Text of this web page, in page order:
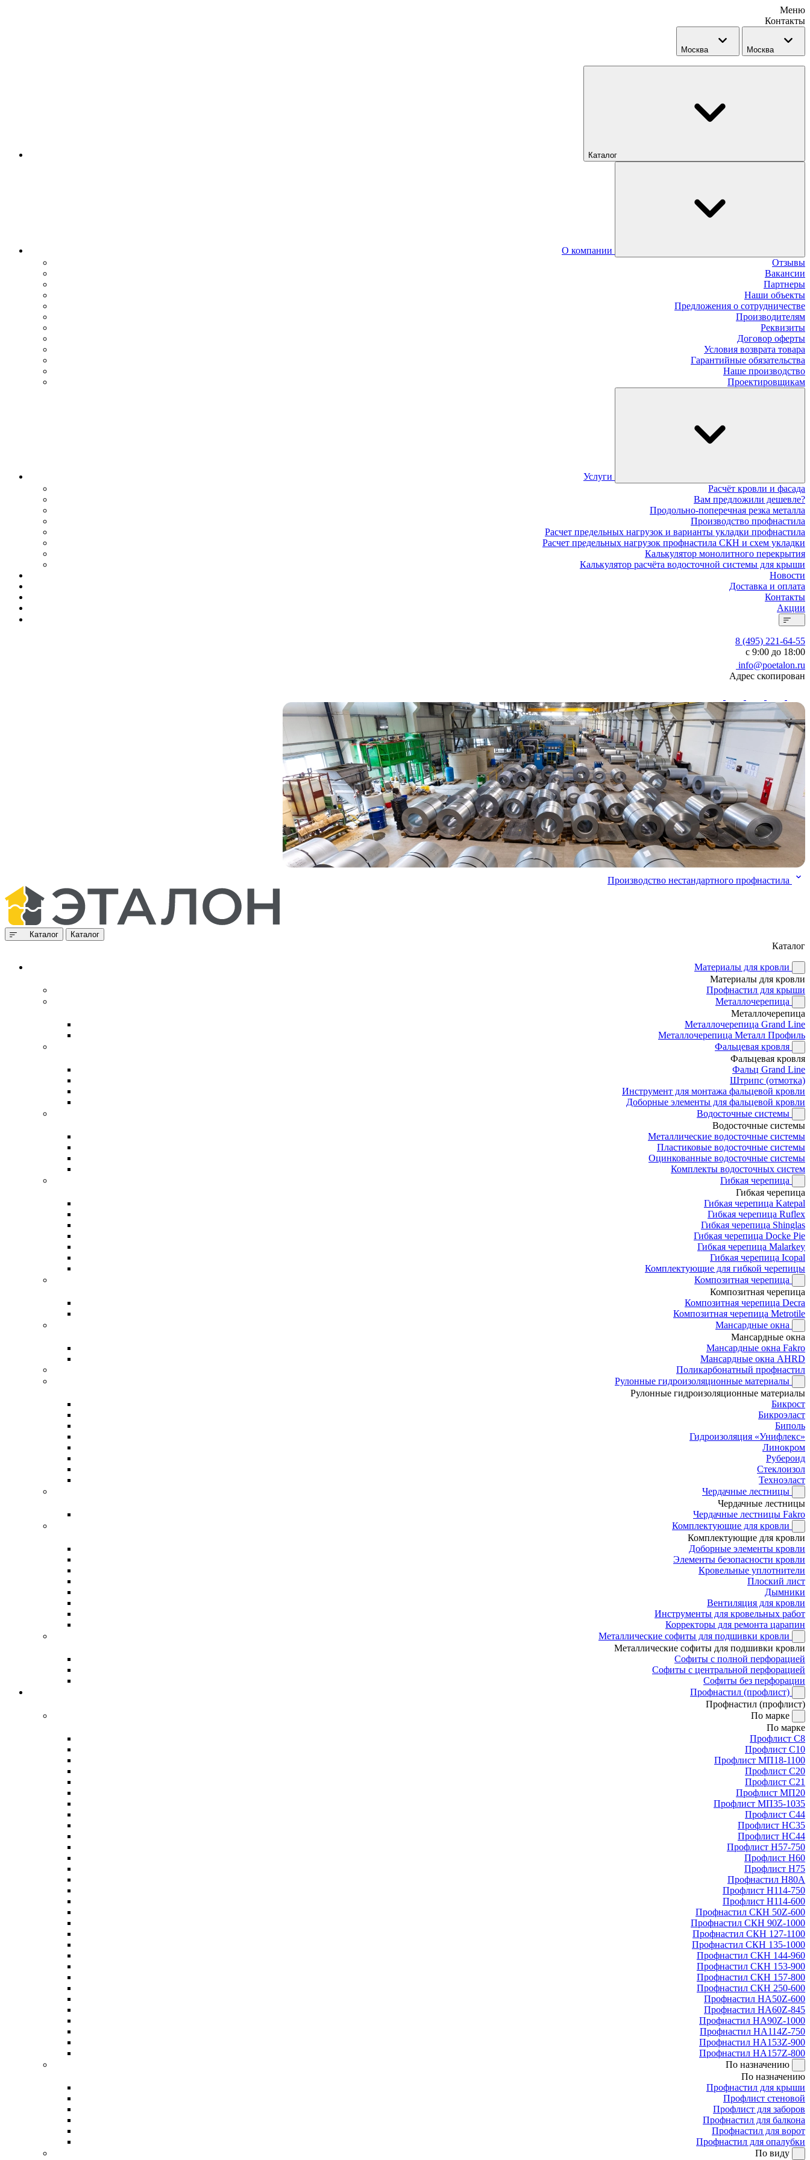
Меню
Контакты
Москва Москва
Каталог
О компании
Отзывы
Вакансии
Партнеры
Наши объекты
Предложения о сотрудничестве
Производителям
Реквизиты
Договор оферты
Условия возврата товара
Гарантийные обязательства
Наше производство
Проектировщикам
Услуги
Расчёт кровли и фасада
Вам предложили дешевле?
Продольно-поперечная резка металла
Производство профнастила
Расчет предельных нагрузок и варианты укладки профнастила
Расчет предельных нагрузок профнастила СКН и схем укладки
Калькулятор монолитного перекрытия
Калькулятор расчёта водосточной системы для крыши
Новости
Доставка и оплата
Контакты
Акции
8 (495) 221-64-55
с 9:00 до 18:00
info@poetalon.ru
Адрес скопирован
Производство нестандартного профнастила
Каталог Каталог
Каталог
Материалы для кровли
Материалы для кровли
Профнастил для крыши
Металлочерепица
Металлочерепица
Металлочерепица Grand Line
Металлочерепица Металл Профиль
Фальцевая кровля
Фальцевая кровля
Фальц Grand Line
Штрипс (отмотка)
Инструмент для монтажа фальцевой кровли
Доборные элементы для фальцевой кровли
Водосточные системы
Водосточные системы
Металлические водосточные системы
Пластиковые водосточные системы
Оцинкованные водосточные системы
Комплекты водосточных систем
Гибкая черепица
Гибкая черепица
Гибкая черепица Katepal
Гибкая черепица Ruflex
Гибкая черепица Shinglas
Гибкая черепица Docke Pie
Гибкая черепица Malarkey
Гибкая черепица Icopal
Комплектующие для гибкой черепицы
Композитная черепица
Композитная черепица
Композитная черепица Decra
Композитная черепица Metrotile
Мансардные окна
Мансардные окна
Мансардные окна Fakro
Мансардные окна AHRD
Поликарбонатный профнастил
Рулонные гидроизоляционные материалы
Рулонные гидроизоляционные материалы
Бикрост
Бикроэласт
Биполь
Гидроизоляция «Унифлекс»
Линокром
Рубероид
Стеклоизол
Техноэласт
Чердачные лестницы
Чердачные лестницы
Чердачные лестницы Fakro
Комплектующие для кровли
Комплектующие для кровли
Доборные элементы кровли
Элементы безопасности кровли
Кровельные уплотнители
Плоский лист
Дымники
Вентиляция для кровли
Инструменты для кровельных работ
Корректоры для ремонта царапин
Металлические софиты для подшивки кровли
Металлические софиты для подшивки кровли
Софиты с полной перфорацией
Софиты с центральной перфорацией
Софиты без перфорации
Профнастил (профлист)
Профнастил (профлист)
По марке
По марке
Профлист С8
Профлист С10
Профлист МП18-1100
Профлист С20
Профлист С21
Профлист МП20
Профлист МП35-1035
Профлист С44
Профлист НС35
Профлист НС44
Профлист Н57-750
Профлист Н60
Профлист Н75
Профнастил Н80А
Профлист Н114-750
Профлист Н114-600
Профнастил СКН 50Z-600
Профнастил СКН 90Z-1000
Профнастил СКН 127-1100
Профнастил СКН 135-1000
Профнастил СКН 144-960
Профнастил СКН 153-900
Профнастил СКН 157-800
Профнастил СКН 250-600
Профнастил НА50Z-600
Профнастил НА60Z-845
Профнастил НА90Z-1000
Профнастил НА114Z-750
Профнастил НА153Z-900
Профнастил НА157Z-800
По назначению
По назначению
Профнастил для крыши
Профлист стеновой
Профлист для заборов
Профнастил для балкона
Профнастил для ворот
Профнастил для опалубки
По виду